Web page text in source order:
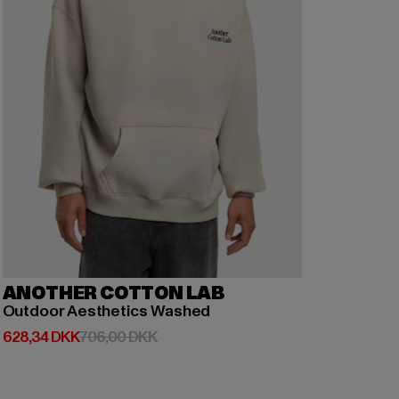
ANOTHER COTTON LAB
Outdoor Aesthetics Washed
628,34 DKK
Nuværende pris: 628,34 DKK
706,00 DKKKampagnepris: 706,00 DKK